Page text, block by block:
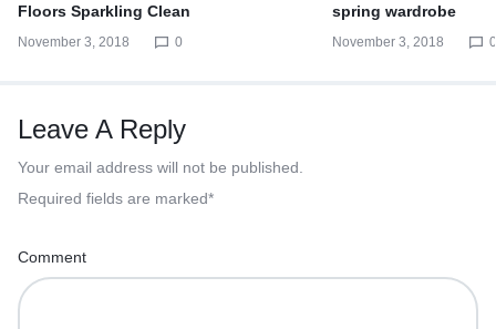
Floors Sparkling Clean
November 3, 2018 0
spring wardrobe
November 3, 2018
Leave A Reply
Your email address will not be published.
Required fields are marked*
Comment